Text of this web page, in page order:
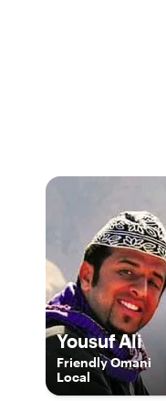
Yousuf Ali
Friendly Omani
Local